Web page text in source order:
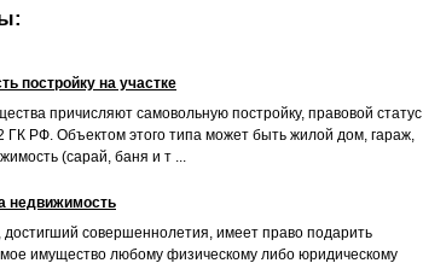
постройку на участке
причисляют самовольную постройку, правовой статус
ГК РФ. Объектом этого типа может быть жилой дом, гараж,
(сарай, баня и т ...
недвижимость
совершеннолетия, имеет право подарить
имущество любому физическому либо юридическому